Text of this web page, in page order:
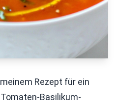
Rezept für ein
Basilikum-